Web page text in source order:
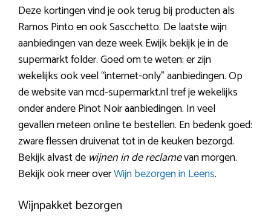
Deze kortingen vind je ook terug bij producten als
Ramos Pinto en ook Sascchetto. De laatste wijn
aanbiedingen van deze week Ewijk bekijk je in de
supermarkt folder. Goed om te weten: er zijn
wekelijks ook veel “internet-only” aanbiedingen. Op
de website van mcd-supermarkt.nl tref je wekelijks
onder andere Pinot Noir aanbiedingen. In veel
gevallen meteen online te bestellen. En bedenk goed:
zware flessen druivenat tot in de keuken bezorgd.
Bekijk alvast de wijnen in de reclamevan morgen.
Bekijk ook meer overWijn bezorgen in Leens.
Wijnpakket bezorgen